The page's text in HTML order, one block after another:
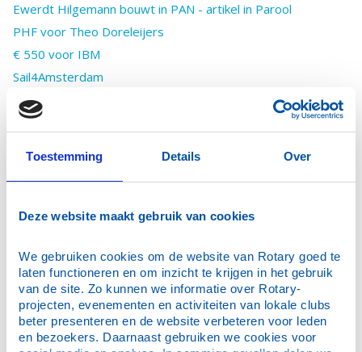
Toestemming Details Over
Deze website maakt gebruik van cookies
We gebruiken cookies om de website van Rotary goed te
laten functioneren en om inzicht te krijgen in het gebruik
van de site. Zo kunnen we informatie over Rotary-
projecten, evenementen en activiteiten van lokale clubs
beter presenteren en de website verbeteren voor leden
en bezoekers. Daarnaast gebruiken we cookies voor
Ewerdt Hilgemann bouwt in PAN - artikel in Parool
PHF voor Theo Doreleijers
€ 550 voor IBM
Sail4Amsterdam
Omschrijven en Raden
Slimste Rotary nabij de Amstel 2025
Nieuwjaarswandeling
District Grant St. Vluchteling Toverfluit
Bezoek Secret Garden
Bezoek uit Malta
Zuid-Oost is de slimste!
Rotary Open Clubbijeenkomsten
MyJourneyToEndPolio